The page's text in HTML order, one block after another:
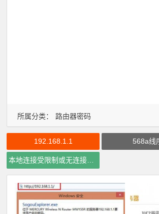
所属分类： 路由器密码
192.168.1.1 568a线